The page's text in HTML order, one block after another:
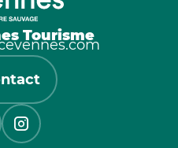
Tourisme